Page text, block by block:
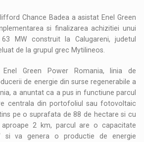
Chance Badea a asistat Enel Green
si finalizarea achizitiei unui
MW construit la Calugareni, judetul
de la grupul grec Mytilineos.
Enel Green Power Romania, linia de
de energie din surse regenerabile a
a anuntat ca a pus in functiune parcul
centrala din portofoliul sau fotovoltaic
pe o suprafata de 88 de hectare si cu
2 km, parcul are o capacitate
si va genera o productie de energie